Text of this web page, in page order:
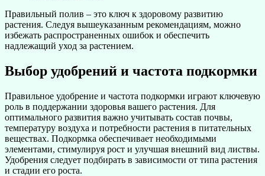
Правильный полив – это ключ к здоровому развитию
растения. Следуя вышеуказанным рекомендациям, можно
избежать распространенных ошибок и обеспечить
надлежащий уход за растением.
Выбор удобрений и частота подкормки
Правильное удобрение и частота подкормки играют ключевую
роль в поддержании здоровья вашего растения. Для
оптимального развития важно учитывать состав почвы,
температуру воздуха и потребности растения в питательных
веществах. Подкормка обеспечивает необходимыми
элементами, стимулируя рост и улучшая внешний вид листвы.
Удобрения следует подбирать в зависимости от типа растения
и стадии его роста.